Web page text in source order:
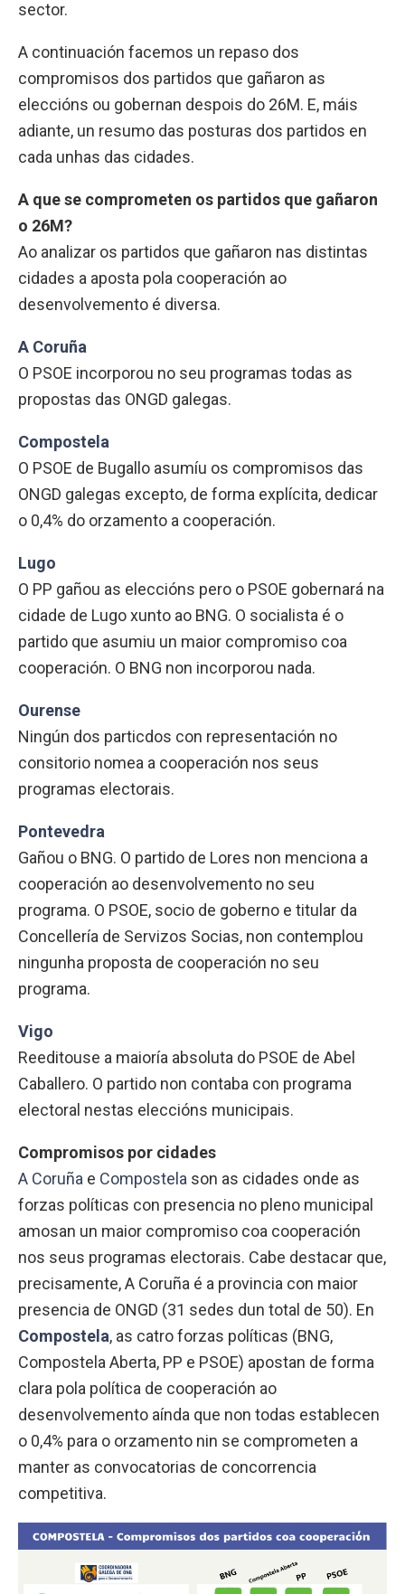
sector.
A continuación facemos un repaso dos
compromisos dos partidos que gañaron as
eleccións ou gobernan despois do 26M. E, máis
adiante, un resumo das posturas dos partidos en
cada unhas das cidades.
A que se comprometen os partidos que gañaron
o 26M?
Ao analizar os partidos que gañaron nas distintas
cidades a aposta pola cooperación ao
desenvolvemento é diversa.
A Coruña
O PSOE incorporou no seu programas todas as
propostas das ONGD galegas.
Compostela
O PSOE de Bugallo asumíu os compromisos das
ONGD galegas excepto, de forma explícita, dedicar
o 0,4% do orzamento a cooperación.
Lugo
O PP gañou as eleccións pero o PSOE gobernará na
cidade de Lugo xunto ao BNG. O socialista é o
partido que asumiu un maior compromiso coa
cooperación. O BNG non incorporou nada.
Ourense
Ningún dos particdos con representación no
consitorio nomea a cooperación nos seus
programas electorais.
Pontevedra
Gañou o BNG. O partido de Lores non menciona a
cooperación ao desenvolvemento no seu
programa. O PSOE, socio de goberno e titular da
Concellería de Servizos Socias, non contemplou
ningunha proposta de cooperación no seu
programa.
Vigo
Reeditouse a maioría absoluta do PSOE de Abel
Caballero. O partido non contaba con programa
electoral nestas eleccións municipais.
Compromisos por cidades
A Coruña e Compostela son as cidades onde as
forzas políticas con presencia no pleno municipal
amosan un maior compromiso coa cooperación
nos seus programas electorais. Cabe destacar que,
precisamente, A Coruña é a provincia con maior
presencia de ONGD (31 sedes dun total de 50). En
Compostela, as catro forzas políticas (BNG,
Compostela Aberta, PP e PSOE) apostan de forma
clara pola política de cooperación ao
desenvolvemento aínda que non todas establecen
o 0,4% para o orzamento nin se comprometen a
manter as convocatorias de concorrencia
competitiva.